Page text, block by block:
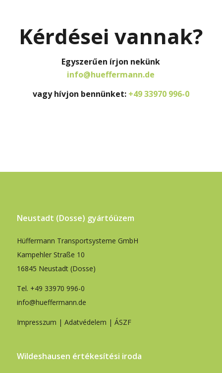
Kérdései vannak?
Egyszerűen írjon nekünk
info@hueffermann.de
vagy hívjon bennünket: +49 33970 996-0
Neustadt (Dosse) gyártóüzem
Hüffermann Transportsysteme GmbH
Kampehler Straße 10
16845 Neustadt (Dosse)
Tel. +49 33970 996-0
info@hueffermann.de
Impresszum | Adatvédelem | ÁSZF
Wildeshausen értékesítési iroda